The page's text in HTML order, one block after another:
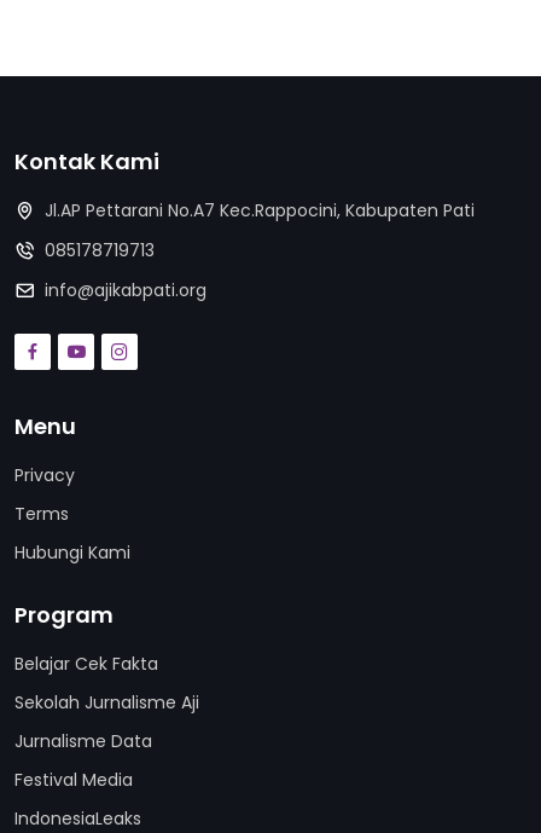
Kontak Kami
Jl.AP Pettarani No.A7 Kec.Rappocini, Kabupaten Pati
085178719713
info@ajikabpati.org
Menu
Privacy
Terms
Hubungi Kami
Program
Belajar Cek Fakta
Sekolah Jurnalisme Aji
Jurnalisme Data
Festival Media
IndonesiaLeaks